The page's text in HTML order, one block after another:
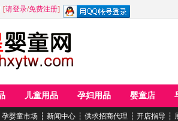
[请登录/免费注册]
儿童用品 孕妇用品 婴童店
孕婴童市场 ┆ 新闻中心 ┆ 供求招商代理 ┆ 开店指导 ┆